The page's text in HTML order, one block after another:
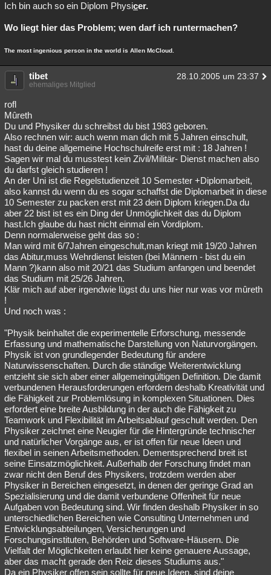
Ich bin auch so ein Diplom Physicer.
Wo liegt hier das Problem; wen darf ich runtermachen?
The most ingenious person in the world is Allen McCloud.
tibet 28.10.2005 um 23:37
ehemaliges Mitglied
rofl
Mûreth
Du und Physiker du schreibst du bist 1983 geboren.
Also rechnen wir: auch wenn man dich mit 5 Jahren einschult,
hast du deine allgemeine Hochschulreife erst mit : 18 Jahren !
Sagen wir mal du musstest kein Zivil/Militär- Dienst machen also
du darfst gleich studieren !
An der Uni ist die Regelstudienzeit 10 Semester +Diplomarbeit,
also kannst du wenn du es sogar schaffst die Diplomarbeit in diese
10 Semester zu packen erst mit 23 dein Diplom kriegen.Da du
aber 22 bist ist es ein Ding der Unmöglichkeit das du Diplom
hast.Ich glaube du hast nicht einmal ein Vordiplom.
Denn normalerweise geht das so :
Man wird mit 6/7Jahren eingeschult,man kriegt mit 19/20 Jahren
das Abitur,muss Wehrdienst leisten (bei Männern - bist du ein
Mann ?)kann also mit 20/21 das Studium anfangen und beendet
das Studium mit 25/26 Jahren.
Klär mich auf aber irgendwie lügst du uns hier nur was vor mûreth
!
Und noch was :
"Physik beinhaltet die experimentelle Erforschung, messende
Erfassung und mathematische Darstellung von Naturvorgängen.
Physik ist von grundlegender Bedeutung für andere
Naturwissenschaften. Durch die ständige Weiterentwicklung
entzieht sie sich aber einer allgemeingültigen Definition. Die damit
verbundenen Herausforderungen erfordern deshalb Kreativität und
die Fähigkeit zur Problemlösung in komplexen Situationen. Dies
erfordert eine breite Ausbildung in der auch die Fähigkeit zu
Teamwork und Flexibilität im Arbeitsablauf geschult werden. Den
Physiker zeichnet eine Neugier für die Hintergründe technischer
und natürlicher Vorgänge aus, er ist offen für neue Ideen und
flexibel in seinen Arbeitsmethoden. Dementsprechend breit ist
seine Einsatzmöglichkeit. Außerhalb der Forschung findet man
zwar nicht den Beruf des Physikers, trotzdem werden aber
Physiker in Bereichen eingesetzt, in denen der geringe Grad an
Spezialisierung und die damit verbundene Offenheit für neue
Aufgaben von Bedeutung sind. Wir finden deshalb Physiker in so
unterschiedlichen Bereichen wie Consulting Unternehmen und
Entwicklungsabteilungen, Versicherungen und
Forschungsinstituten, Behörden und Software-Häusern. Die
Vielfalt der Möglichkeiten erlaubt hier keine genauere Aussage,
aber das macht gerade den Reiz dieses Studiums aus."
Da ein Physiker offen sein sollte für neue Ideen, sind deine